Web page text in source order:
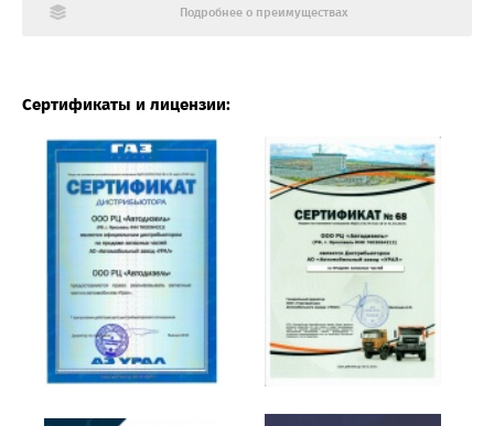
Подробнее о преимуществах
Сертификаты и лицензии: